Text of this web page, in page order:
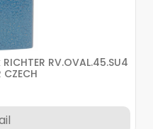
RV.OVAL.45.SU4
CZECH